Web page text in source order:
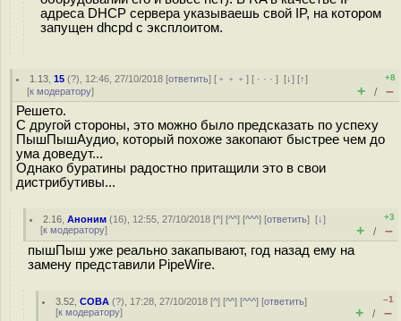
адреса DHCP сервера указываешь свой IP, на котором
запущен dhcpd с эксплоитом.
1.13 ,15 (?), 12:46, 27/10/2018 [ответить] [ ﹢﹢﹢] [ · · ·][↓] [↑]
[к модератору]
+8
+ / –
Решeто.
С другой стороны, это можно было предсказать по успеху
ПышПышАудио, который похоже закопают быстрее чем до
ума доведут...
Однако буратины радостно притащили это в свои
дистрибутивы...
2.16 ,Аноним (16), 12:55, 27/10/2018 [^] [^^] [^^^] [ответить][↓]
[к модератору]
+3
+ / –
пышПыш уже реально закапывают, год назад ему на
замену представили PipeWire.
3.52 ,COBA (?), 17:28, 27/10/2018 [^] [^^] [^^^] [ответить]
[к модератору]
–1
+ / –